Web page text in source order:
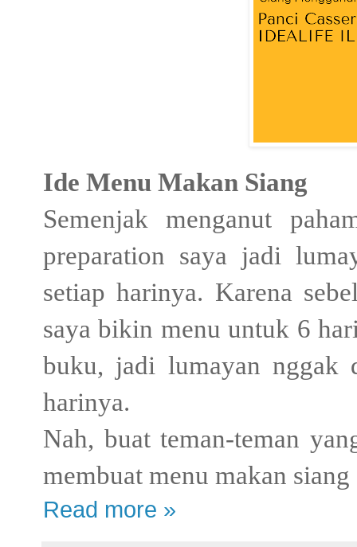
Ide Menu Makan Siang
Semenjak menganut
preparation saya jadi
setiap harinya. Karena
saya bikin menu untuk 6
buku, jadi lumayan nggak
harinya.
Nah, buat teman-teman
membuat menu makan
Read more »